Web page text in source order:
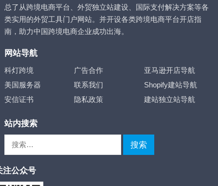
总了从跨境电商平台、外贸独立站建设、国际支付解决方案等各
类实用的外贸工具门户网站。并开设各类跨境电商平台开店指
南，助力中国跨境电商企业成功出海。
网站导航
科灯跨境 广告合作
亚马逊开店导航
美国服务器
联系我们
Shopify建站导航
安信证书
隐私政策 建站独立站导航
站内搜索
注公众号